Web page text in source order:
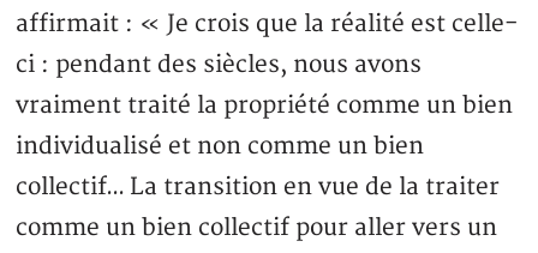
affirmait : « Je crois que la réalité est celle-
ci : pendant des siècles, nous avons
vraiment traité la propriété comme un bien
individualisé et non comme un bien
collectif… La transition en vue de la traiter
comme un bien collectif pour aller vers un